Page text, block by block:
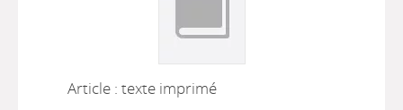
Article : texte imprimé